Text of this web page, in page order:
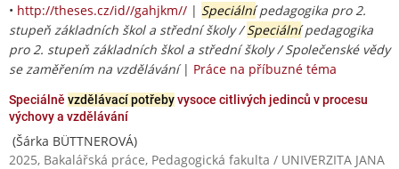
• http://theses.cz/id//gahjkm// | Speciálnípedagogika pro 2.
stupeň základních škol a střední školy /Speciálnípedagogika
pro 2. stupeň základních škol a střední školy / Společenské vědy
se zaměřením na vzdělávání| Práce na příbuzné téma
Speciálně vzdělávací potřebyvysoce citlivých jedinců v procesu
výchovy a vzdělávání
(Šárka BÜTTNEROVÁ)
2025, Bakalářská práce, Pedagogická fakulta / UNIVERZITA JANA